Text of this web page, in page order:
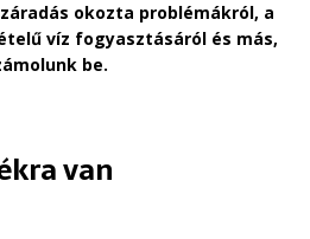
okozta problémákról, a
víz fogyasztásáról és más,
be.
van